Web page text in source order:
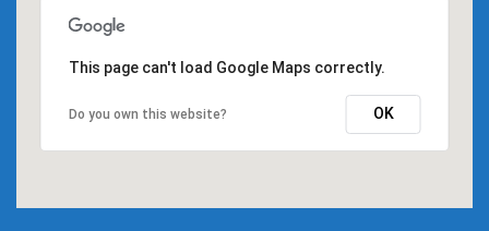
This page can't load Google Maps correctly.
Do you own this website? OK